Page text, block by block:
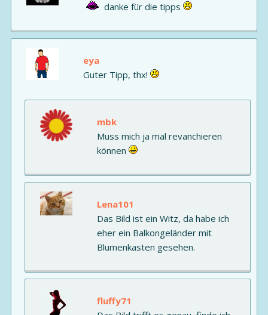
danke für die tipps
eya
Guter Tipp, thx!
mbk
Muss mich ja mal revanchieren
können
Lena101
Das Bild ist ein Witz, da habe ich
eher ein Balkongeländer mit
Blumenkasten gesehen.
fluffy71